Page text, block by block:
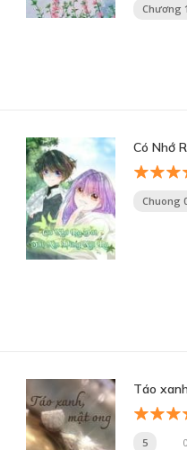
Chương
Có Nhớ
Chuong
Táo
5